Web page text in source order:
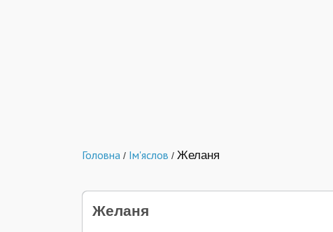
Головна / Ім'яслов / Желаня
Желаня